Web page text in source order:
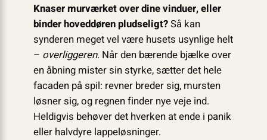
Knaser murværket over dine vinduer, eller
binder hoveddøren pludseligt?Så kan
synderen meget vel være husets usynlige helt
– overliggeren. Når den bærende bjælke over
en åbning mister sin styrke, sætter det hele
facaden på spil: revner breder sig, mursten
løsner sig, og regnen finder nye veje ind.
Heldigvis behøver det hverken at ende i panik
eller halvdyre lappeløsninger.